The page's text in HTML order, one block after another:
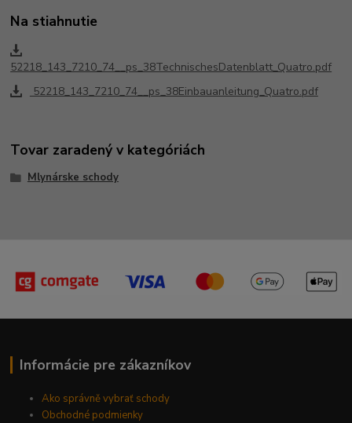
Na stiahnutie
52218_143_7210_74__ps_38TechnischesDatenblatt_Quatro.pdf
52218_143_7210_74__ps_38Einbauanleitung_Quatro.pdf
Tovar zaradený v kategóriách
Mlynárske schody
Informácie pre zákazníkov
Ako správně vybrať schody
Obchodné podmienky